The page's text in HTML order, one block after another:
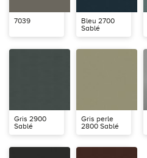
7039
Bleu 2700
Sablé
Gris 2900
Sablé
Gris perle
2800 Sablé